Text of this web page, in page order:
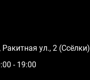
Ракитная ул., 2 (Ссёлки)
- 19:00